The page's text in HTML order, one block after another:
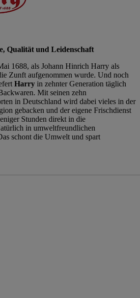
Qualität und Leidenschaft
1688, als Johann Hinrich Harry als
Zunft aufgenommen wurde. Und noch
Harry in zehnter Generation täglich
Mit seinen zehn
in Deutschland wird dabei vieles in der
gebacken und der eigene Frischdienst
Stunden direkt in die
in umweltfreundlichen
schont die Umwelt und spart